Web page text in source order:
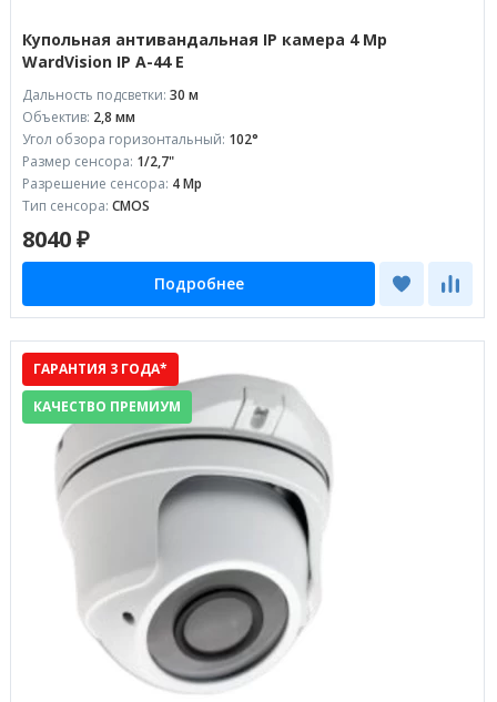
Купольная антивандальная IP камера 4 Mp
WardVision IP A-44 E
Дальность подсветки: 30 м
Объектив: 2,8 мм
Угол обзора горизонтальный: 102°
Размер сенсора: 1/2,7"
Разрешение сенсора: 4 Mp
Тип сенсора: CMOS
8040 ₽
Подробнее
ГАРАНТИЯ 3 ГОДА*
КАЧЕСТВО ПРЕМИУМ